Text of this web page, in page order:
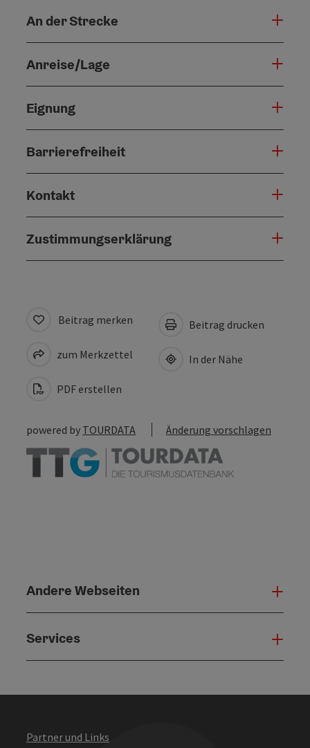
An der Strecke
Anreise/Lage
Eignung
Barrierefreiheit
Kontakt
Zustimmungserklärung
Beitrag merken
zum Merkzettel
PDF erstellen
Beitrag drucken
In der Nähe
powered by TOURDATA Änderung vorschlagen
Andere Webseiten
Services
Partner und Links